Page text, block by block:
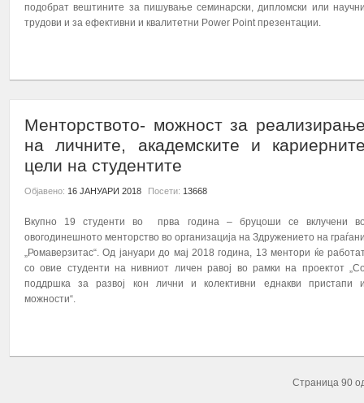
подобрат вештините за пишување семинарски, дипломски или
трудови и за ефективни и квалитетни Power Point презентации.
Менторството- можност за
на личните, академските и
цели на студентите
Објавено: 16 ЈАНУАРИ 2018 Посети: 13668
Вкупно 19 студенти во прва година – бруцоши се вклучени
овогодинешното менторство во организација на Здружението на
„Ромаверзитас“. Од јануари до мај 2018 година, 13 ментори ќе
со овие студенти на нивниот личен равој во рамки на проектот
поддршка за развој кон лични и колективни еднакви пристапи
можности“.
Страница 90